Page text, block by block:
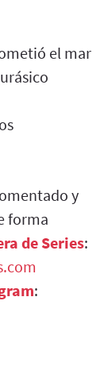
el mar
y
forma
de Series:
: